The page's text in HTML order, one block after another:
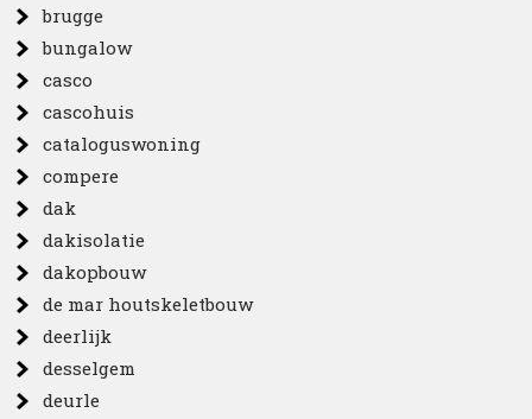
brugge
bungalow
casco
cascohuis
cataloguswoning
compere
dak
dakisolatie
dakopbouw
de mar houtskeletbouw
deerlijk
desselgem
deurle